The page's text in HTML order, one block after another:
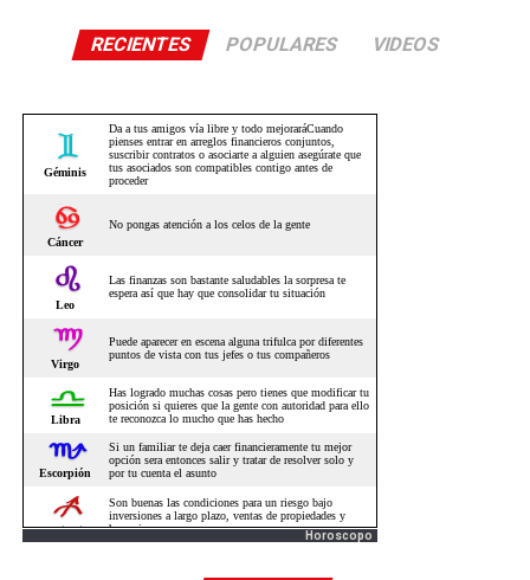
RECIENTES POPULARES VIDEOS
Horoscopo